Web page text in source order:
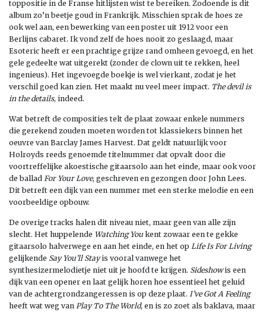
toppositie in de Franse hitlijsten wist te bereiken. Zodoende is dit
album zo’n beetje goud in Frankrijk. Misschien sprak de hoes ze
ook wel aan, een bewerking van een poster uit 1912 voor een
Berlijns cabaret. Ik vond zelf de hoes nooit zo geslaagd, maar
Esoteric heeft er een prachtige grijze rand omheen gevoegd, en het
gele gedeelte wat uitgerekt (zonder de clown uit te rekken, heel
ingenieus). Het ingevoegde boekje is wel vierkant, zodat je het
verschil goed kan zien. Het maakt nu veel meer impact. The devil is
in the details, indeed.
Wat betreft de composities telt de plaat zowaar enkele nummers
die gerekend zouden moeten worden tot klassiekers binnen het
oeuvre van Barclay James Harvest. Dat geldt natuurlijk voor
Holroyds reeds genoemde titelnummer dat opvalt door die
voortreffelijke akoestische gitaarsolo aan het einde, maar ook voor
de ballad For Your Love, geschreven en gezongen door John Lees.
Dit betreft een dijk van een nummer met een sterke melodie en een
voorbeeldige opbouw.
De overige tracks halen dit niveau niet, maar geen van alle zijn
slecht. Het huppelende Watching You kent zowaar een te gekke
gitaarsolo halverwege en aan het einde, en het op Life Is For Living
gelijkende Say You’ll Stayis vooral vanwege het
synthesizermelodietje niet uit je hoofd te krijgen. Sideshowis een
dijk van een opener en laat gelijk horen hoe essentieel het geluid
van de achtergrondzangeressen is op deze plaat. I’ve Got A Feeling
heeft wat weg van Play To The World, en is zo zoet als baklava, maar